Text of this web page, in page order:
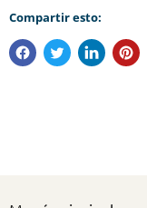
Compartir esto: